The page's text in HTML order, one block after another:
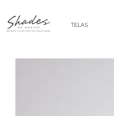
TELAS